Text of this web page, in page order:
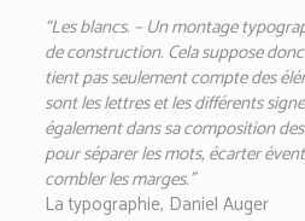
“Les blancs. – Un montage
de construction. Cela suppose
tient pas seulement compte des
sont les lettres et les différents
également dans sa composition
pour séparer les mots, écarter
combler les marges.”
La typographie, Daniel Auger